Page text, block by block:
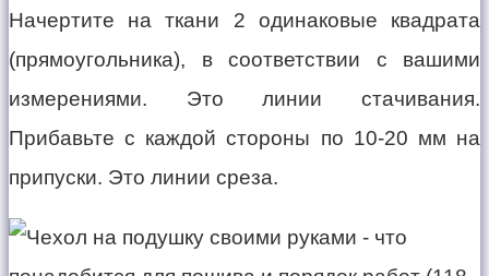
Начертите на ткани 2 одинаковые квадрата
(прямоугольника), в соответствии с вашими
измерениями. Это линии стачивания.
Прибавьте с каждой стороны по 10-20 мм на
припуски. Это линии среза.